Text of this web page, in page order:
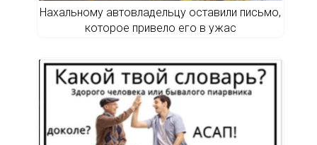
Нахальному автовладельцу оставили письмо,
которое привело его в ужас